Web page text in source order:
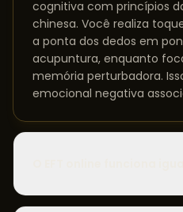
cognitiva com princípios
chinesa. Você realiza
a ponta dos dedos em
acupuntura, enquanto
memória perturbadora.
emocional negativa